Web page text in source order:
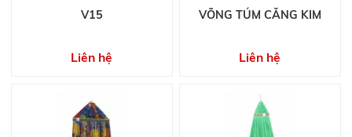
V15
Liên hệ
VÕNG TÚM CĂNG KIM
Liên hệ